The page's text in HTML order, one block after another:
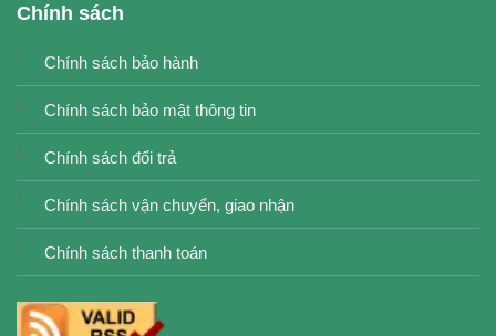
Chính sách
Chính sách bảo hành
Chính sách bảo mật thông tin
Chính sách đổi trả
Chính sách vận chuyển, giao nhận
Chính sách thanh toán